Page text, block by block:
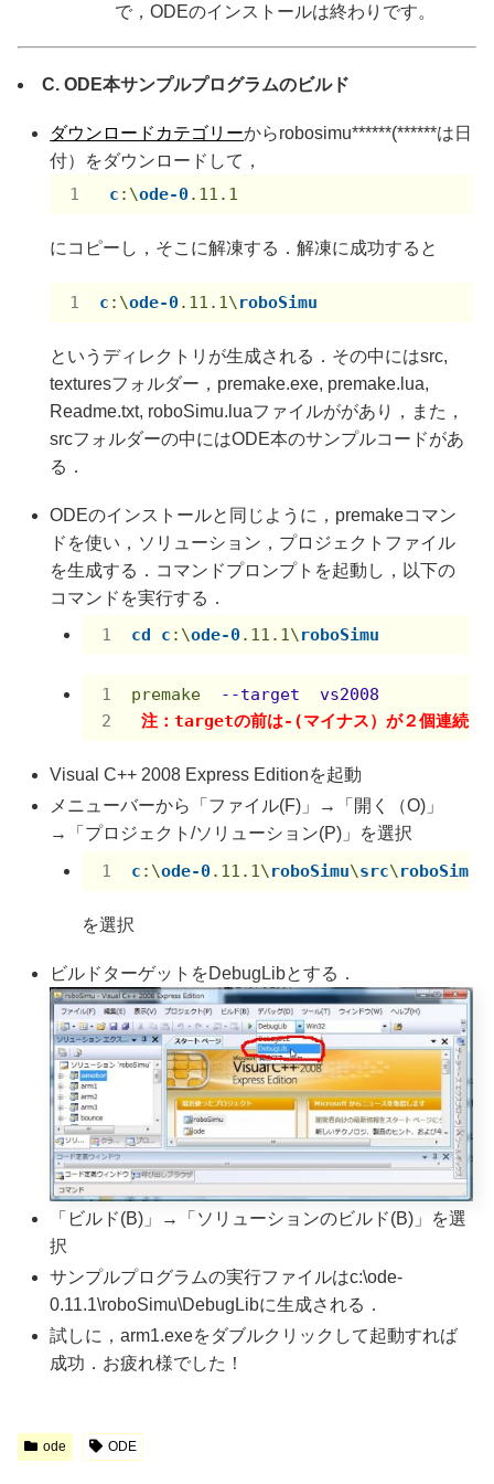
で，ODEのインストールは終わりです。
C. ODE本サンプルプログラムのビルド
ダウンロードカテゴリーからrobosimu******(******は日
付）をダウンロードして，
c :\ode-0.11 .1
にコピーし，そこに解凍する．解凍に成功すると
c :\ode-0.11 .1\roboSimu
というディレクトリが生成される．その中にはsrc,
texturesフォルダー，premake.exe, premake.lua,
Readme.txt, roboSimu.luaファイルががあり，また，
srcフォルダーの中にはODE本のサンプルコードがあ
る．
ODEのインストールと同じように，premakeコマン
ドを使い，ソリューション，プロジェクトファイル
を生成する．コマンドプロンプトを起動し，以下の
コマンドを実行する．
cd c :\ode-0.11 .1\roboSimu
premake
--target  vs2008
注：targetの前は-(マイナス）が２個連続．
Visual C++ 2008 Express Editionを起動
メニューバーから「ファイル(F)」→「開く（O)」
→「プロジェクト/ソリューション(P)」を選択
c :\ode-0.11 .1\roboSimu\src\roboSimu
を選択
ビルドターゲットをDebugLibとする．
「ビルド(B)」→「ソリューションのビルド(B)」を選
択
サンプルプログラムの実行ファイルはc:\ode-
0.11.1\roboSimu\DebugLibに生成される．
試しに，arm1.exeをダブルクリックして起動すれば
成功．お疲れ様でした！
ode ODE